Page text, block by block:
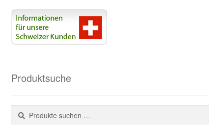
Produktsuche
Suchen
nach:
Suchen